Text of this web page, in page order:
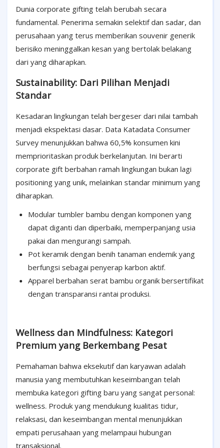
Dunia corporate gifting telah berubah secara
fundamental. Penerima semakin selektif dan sadar, dan
perusahaan yang terus memberikan souvenir generik
berisiko meninggalkan kesan yang bertolak belakang
dari yang diharapkan.
Sustainability: Dari Pilihan Menjadi
Standar
Kesadaran lingkungan telah bergeser dari nilai tambah
menjadi ekspektasi dasar. Data Katadata Consumer
Survey menunjukkan bahwa 60,5% konsumen kini
memprioritaskan produk berkelanjutan. Ini berarti
corporate gift berbahan ramah lingkungan bukan lagi
positioning yang unik, melainkan standar minimum yang
diharapkan.
Modular tumbler bambu dengan komponen yang
dapat diganti dan diperbaiki, memperpanjang usia
pakai dan mengurangi sampah.
Pot keramik dengan benih tanaman endemik yang
berfungsi sebagai penyerap karbon aktif.
Apparel berbahan serat bambu organik bersertifikat
dengan transparansi rantai produksi.
Wellness dan Mindfulness: Kategori
Premium yang Berkembang Pesat
Pemahaman bahwa eksekutif dan karyawan adalah
manusia yang membutuhkan keseimbangan telah
membuka kategori gifting baru yang sangat personal:
wellness. Produk yang mendukung kualitas tidur,
relaksasi, dan keseimbangan mental menunjukkan
empati perusahaan yang melampaui hubungan
transaksional.